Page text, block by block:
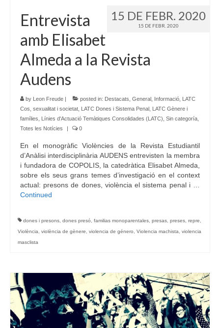
Idioma: 15 DE FEBR. 2020
15 DE FEBR. 2020
Entrevista
amb Elisabet
Almeda a la Revista
Audens
by Leon Freude | posted in: Destacats General Informació LATC
Cos, sexualitat i societat LATC Dones i Sistema Penal LATC Gènere i
famílies
Línies d'Actuació Temàtiques Consolidades (LATC) Sin categoría
Totes les Notícies
| 0
En el monogràfic Violències de la Revista Estudiantil
d’Anàlisi interdisciplinària AUDENS entrevisten la membra
i fundadora de COPOLIS, la catedràtica Elisabet Almeda,
sobre els seus grans temes d’investigació en el context
actual: presons de dones, violència el sistema penal i …
Continued
dones i presons dones presó familias monoparentales presas preses repre
Violència
violència de gènere violencia de género Violencia machista
violencia
masclista